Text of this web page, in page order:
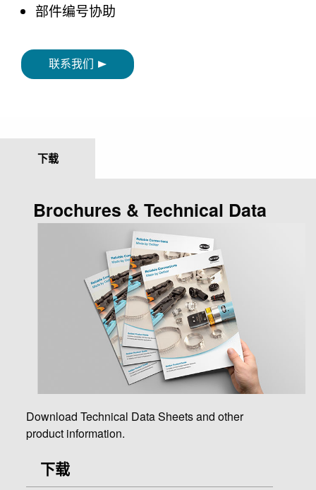
部件编号协助
联系我们
下载
Brochures & Technical Data
Download Technical Data Sheets and other
product information.
下载